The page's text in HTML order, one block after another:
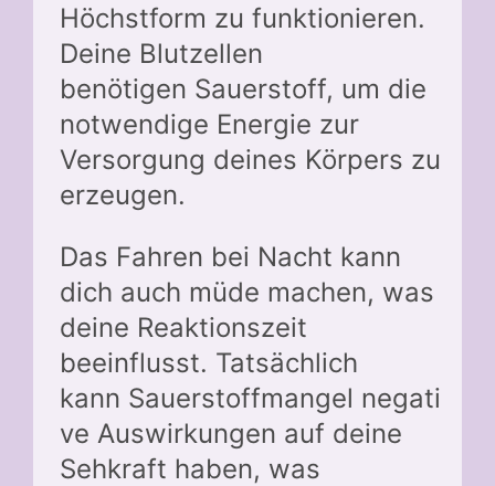
Höchstform zu funktionieren.
Deine Blutzellen
benötigen Sauerstoff, um die
notwendige Energie zur
Versorgung deines Körpers zu
erzeugen.
Das Fahren bei Nacht kann
dich auch müde machen, was
deine Reaktionszeit
beeinflusst. Tatsächlich
kann Sauerstoffmangel negati
ve Auswirkungen auf deine
Sehkraft haben, was